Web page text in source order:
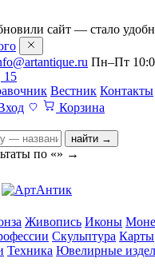
сайт — стало
Пн–Пт
15
Вестник Контакты
Корзина
найти →
по «» →
Живопись Иконы
Скульптура Карты
Техника Ювелирные